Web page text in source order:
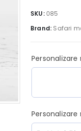
SKU: 085
Brand: Safari
Personalizare
Personalizare